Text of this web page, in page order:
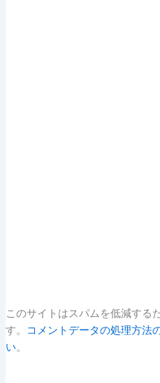
このサイトはスパムを低減する
す。
コメントデータの処理方法
い。